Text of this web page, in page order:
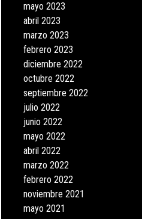
mayo 2023
abril 2023
marzo 2023
febrero 2023
diciembre 2022
octubre 2022
septiembre 2022
julio 2022
junio 2022
mayo 2022
abril 2022
marzo 2022
febrero 2022
noviembre 2021
mayo 2021